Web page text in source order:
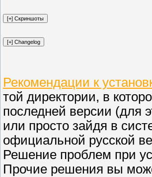
Рекомендации к
той директории, в
последней версии (для
или просто зайдя в
официальной русской
Решение проблем при
Прочие решения вы